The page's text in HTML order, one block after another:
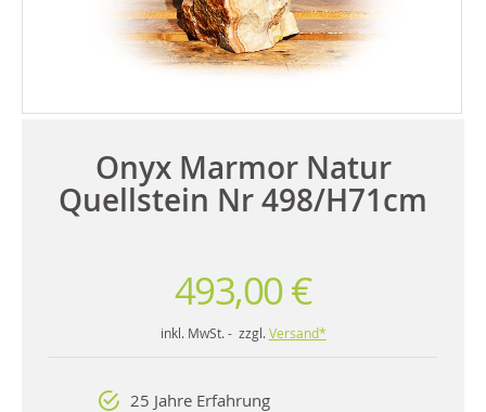
Onyx Marmor Natur
Quellstein Nr 498/H71cm
493,00 €
inkl. MwSt. - zzgl. Versand*
25 Jahre Erfahrung